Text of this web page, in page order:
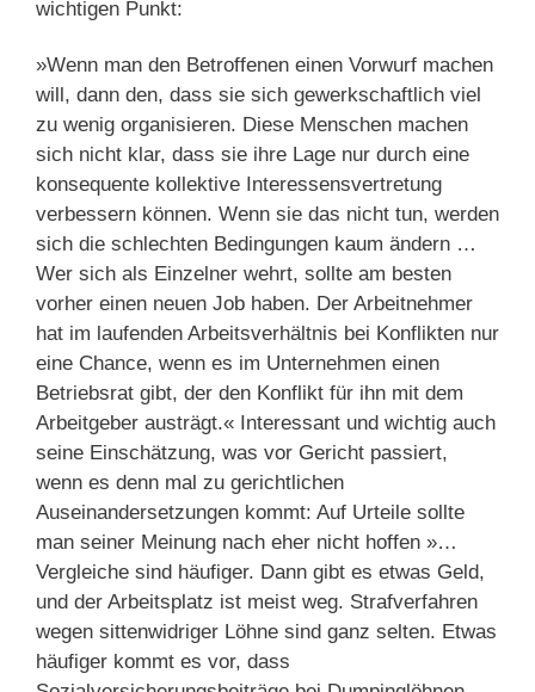
wichtigen Punkt:
»Wenn man den Betroffenen einen Vorwurf machen
will, dann den, dass sie sich gewerkschaftlich viel
zu wenig organisieren. Diese Menschen machen
sich nicht klar, dass sie ihre Lage nur durch eine
konsequente kollektive Interessensvertretung
verbessern können. Wenn sie das nicht tun, werden
sich die schlechten Bedingungen kaum ändern …
Wer sich als Einzelner wehrt, sollte am besten
vorher einen neuen Job haben. Der Arbeitnehmer
hat im laufenden Arbeitsverhältnis bei Konflikten nur
eine Chance, wenn es im Unternehmen einen
Betriebsrat gibt, der den Konflikt für ihn mit dem
Arbeitgeber austrägt.« Interessant und wichtig auch
seine Einschätzung, was vor Gericht passiert,
wenn es denn mal zu gerichtlichen
Auseinandersetzungen kommt: Auf Urteile sollte
man seiner Meinung nach eher nicht hoffen »…
Vergleiche sind häufiger. Dann gibt es etwas Geld,
und der Arbeitsplatz ist meist weg. Strafverfahren
wegen sittenwidriger Löhne sind ganz selten. Etwas
häufiger kommt es vor, dass